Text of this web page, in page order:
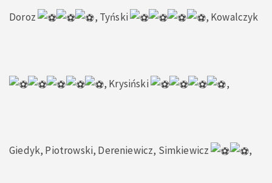
Doroz , Tyński , Kowalczyk
, Krysiński ,
Giedyk, Piotrowski, Dereniewicz, Simkiewicz ,